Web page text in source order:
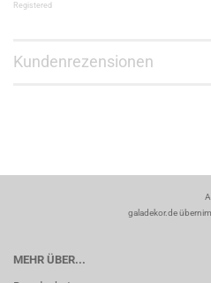
Registered
Kundenrezensionen
galadekor.de
MEHR ÜBER...